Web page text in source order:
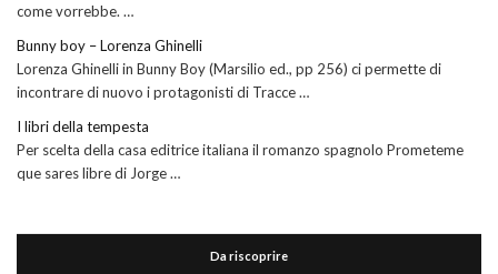
come vorrebbe. …
Bunny boy – Lorenza Ghinelli
Lorenza Ghinelli in Bunny Boy (Marsilio ed., pp 256) ci permette di
incontrare di nuovo i protagonisti di Tracce …
I libri della tempesta
Per scelta della casa editrice italiana il romanzo spagnolo Prometeme
que sares libre di Jorge …
Da riscoprire